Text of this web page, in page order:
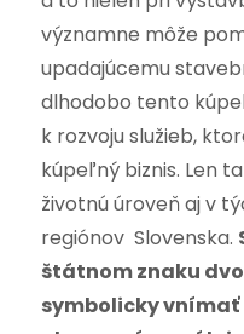
významne môže
upadajúcemu
dlhodobo tento
k rozvoju služieb,
kúpeľný biznis. Len
životnú úroveň aj v
regiónov Slovenska.
štátnom znaku
symbolicky vnímať